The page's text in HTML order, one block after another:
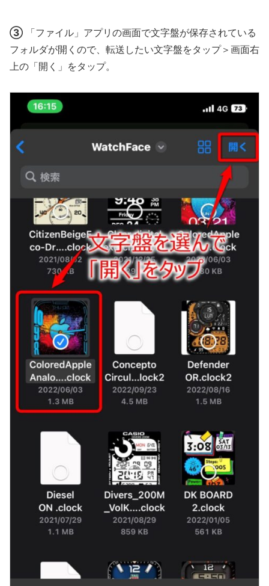
③ 「ファイル」アプリの画面で文字盤が保存されている
フォルダが開くので、転送したい文字盤をタップ＞画面右
上の「開く」をタップ。